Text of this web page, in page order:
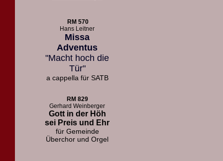
RM 570
Hans Leitner
Missa
Adventus
"Macht hoch die
Tür"
a cappella für SATB
RM 829
Gerhard Weinberger
Gott in der Höh
sei Preis und Ehr
für Gemeinde
Überchor und Orgel